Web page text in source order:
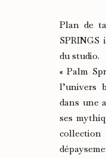
Plan de
SPRINGS
du studio.
« Palm
l’univers
dans une
ses
collection